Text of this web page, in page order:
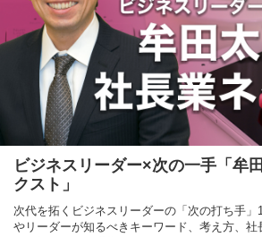
ビジネスリーダー×次の一手「牟
クスト」
次代を拓くビジネスリーダーの「次の打ち手
やリーダーが知るべきキーワード、考え方、